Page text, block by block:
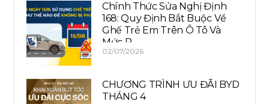
Chính Thức Sửa Nghị Định
168: Quy Định Bắt Buộc Về
Ghế Trẻ Em Trên Ô Tô Và
Mức P…
02/07/2026
CHƯƠNG TRÌNH ƯU ĐÃI BYD
THÁNG 4